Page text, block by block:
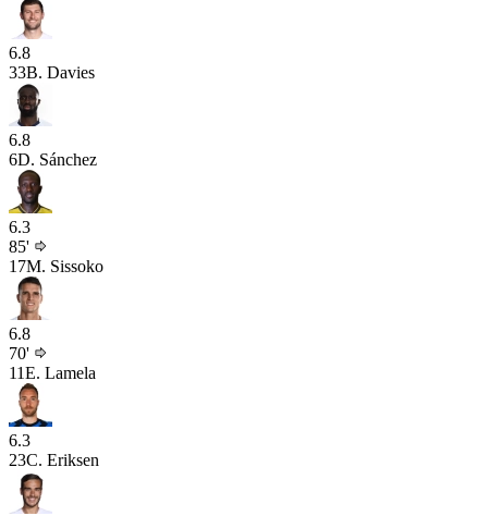
6.8
33B. Davies
6.8
6D. Sánchez
6.3
85'
17M. Sissoko
6.8
70'
11E. Lamela
6.3
23C. Eriksen